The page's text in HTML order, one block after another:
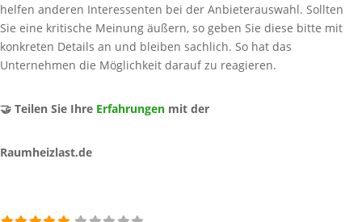
helfen anderen Interessenten bei der Anbieterauswahl. Sollten
Sie eine kritische Meinung äußern, so geben Sie diese bitte mit
konkreten Details an und bleiben sachlich. So hat das
Unternehmen die Möglichkeit darauf zu reagieren.
🤝 Teilen Sie Ihre Erfahrungen mit der
Raumheizlast.de